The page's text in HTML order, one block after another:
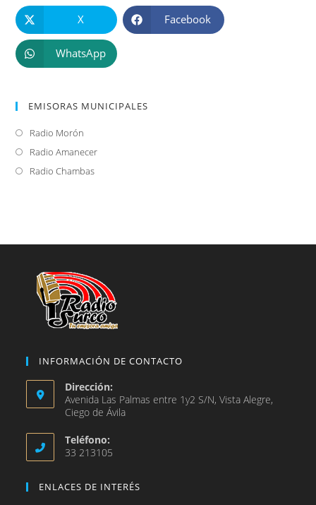
X Facebook
WhatsApp
EMISORAS MUNICIPALES
Radio Morón
abre
en
Radio AmanecerSe
Radio ChambasSe
nueva
INFORMACIÓN DE CONTACTO
Dirección:
Avenida Las Palmas entre 1y2 S/N, Vista Alegre,
Ciego de Ávila
Teléfono:
33 213105
ENLACES DE INTERÉS